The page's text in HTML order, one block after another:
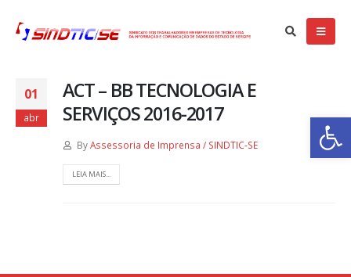
01
abr
ACT – BB TECNOLOGIA E
SERVIÇOS 2016-2017
ByAssessoria de Imprensa / SINDTIC-SE
LEIA MAIS...